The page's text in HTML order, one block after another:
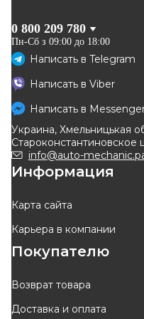
A.B.S.
Рабочий тормозной цилиндр
(задний) под барабан 228mm
Renault Kangoo + Nissan
Kubistar 97->08
Код: 62874X
358 грн
КУПИТЬ
Отправка
0 800 209 780
Пн-Сб з 09:00 до 18:00
Написать в Telegram
Написать в Viber
Написать в
Украина, Хмельницькая
Староконстантиновское
info@auto-
Информация
Карта сайта
Карьера в компании
Покупателю
Возврат товара
Доставка и оплата